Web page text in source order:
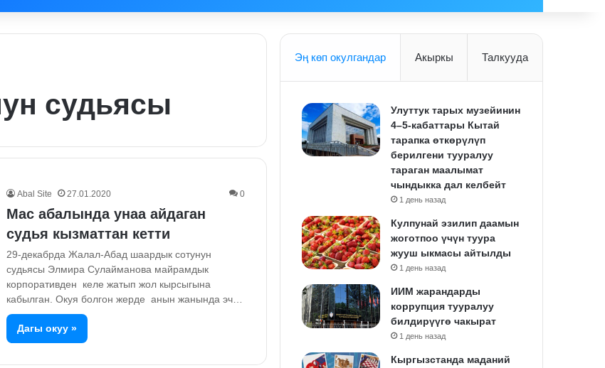
судьясы
Abal Site 27.01.2020 0
Мас абалында унаа айдаган
судья кызматтан кетти
29-декабрда Жалал-Абад шаардык сотунун
судьясы Элмира Сулайманова майрамдык
корпоративден келе жатып жол кырсыгына
кабылган. Окуя болгон жерде анын жанында эч…
Дагы окуу »
Эң көп окулгандар Акыркы Талкууда
Улуттук тарых музейинин
4–5-кабаттары Кытай
тарапка өткөрүлүп
берилгени тууралуу
тараган маалымат
чындыкка дал келбейт
1 день назад
Кулпунай эзилип даамын
жоготпоо үчүн туура
жууш ыкмасы айтылды
1 день назад
ИИМ жарандарды
коррупция тууралуу
билдирүүгө чакырат
1 день назад
Кыргызстанда маданий